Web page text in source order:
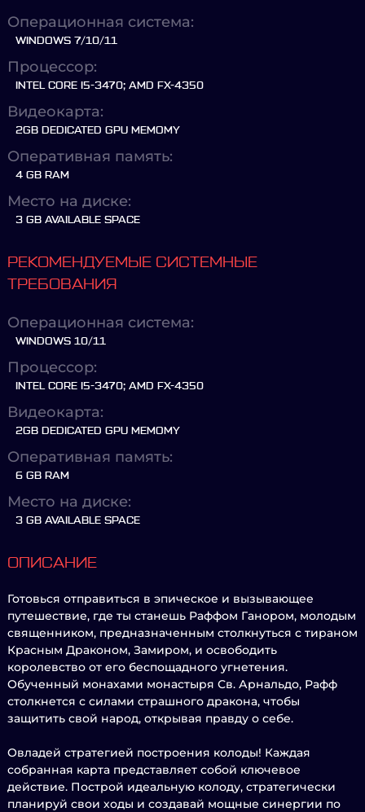
Операционная система:
WINDOWS 7/10/11
Процессор:
INTEL CORE I5-3470; AMD FX-4350
Видеокарта:
2GB DEDICATED GPU MEMOMY
Оперативная память:
4 GB RAM
Место на диске:
3 GB AVAILABLE SPACE
РЕКОМЕНДУЕМЫЕ СИСТЕМНЫЕ
ТРЕБОВАНИЯ
Операционная система:
WINDOWS 10/11
Процессор:
INTEL CORE I5-3470; AMD FX-4350
Видеокарта:
2GB DEDICATED GPU MEMOMY
Оперативная память:
6 GB RAM
Место на диске:
3 GB AVAILABLE SPACE
ОПИСАНИЕ
Готовься отправиться в эпическое и вызывающее
путешествие, где ты станешь Раффом Ганором, молодым
священником, предназначенным столкнуться с тираном
Красным Драконом, Замиром, и освободить
королевство от его беспощадного угнетения.
Обученный монахами монастыря Св. Арнальдо, Рафф
столкнется с силами страшного дракона, чтобы
защитить свой народ, открывая правду о себе.
Овладей стратегией построения колоды! Каждая
собранная карта представляет собой ключевое
действие. Построй идеальную колоду, стратегически
планируй свои ходы и создавай мощные синергии по